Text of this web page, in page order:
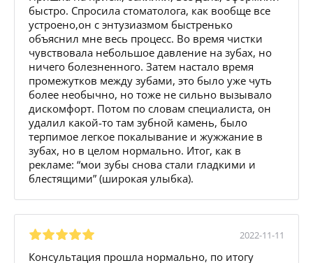
быстро. Спросила стоматолога, как вообще все
устроено,он с энтузиазмом быстренько
объяснил мне весь процесс. Во время чистки
чувствовала небольшое давление на зубах, но
ничего болезненного. Затем настало время
промежутков между зубами, это было уже чуть
более необычно, но тоже не сильно вызывало
дискомфорт. Потом по словам специалиста, он
удалил какой-то там зубной камень, было
терпимое легкое покалывание и жужжание в
зубах, но в целом нормально. Итог, как в
рекламе: “мои зубы снова стали гладкими и
блестящими” (широкая улыбка).
2022-11-11
Консультация прошла нормально, по итогу